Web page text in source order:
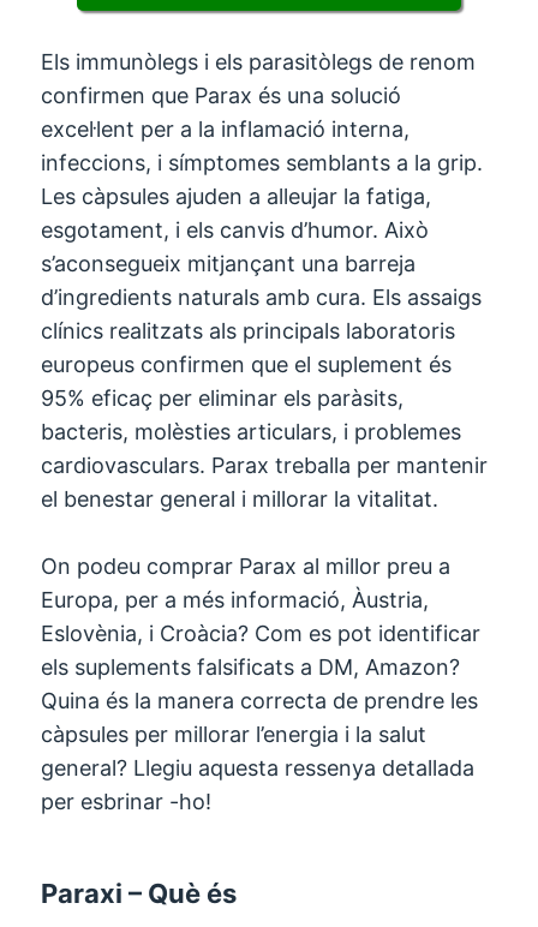
Els immunòlegs i els parasitòlegs de renom
confirmen que Parax és una solució
excel·lent per a la inflamació interna,
infeccions, i símptomes semblants a la grip.
Les càpsules ajuden a alleujar la fatiga,
esgotament, i els canvis d’humor. Això
s’aconsegueix mitjançant una barreja
d’ingredients naturals amb cura. Els assaigs
clínics realitzats als principals laboratoris
europeus confirmen que el suplement és
95% eficaç per eliminar els paràsits,
bacteris, molèsties articulars, i problemes
cardiovasculars. Parax treballa per mantenir
el benestar general i millorar la vitalitat.
On podeu comprar Parax al millor preu a
Europa, per a més informació, Àustria,
Eslovènia, i Croàcia? Com es pot identificar
els suplements falsificats a DM, Amazon?
Quina és la manera correcta de prendre les
càpsules per millorar l’energia i la salut
general? Llegiu aquesta ressenya detallada
per esbrinar -ho!
Paraxi – Què és